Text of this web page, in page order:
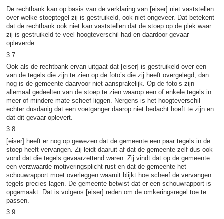
De rechtbank kan op basis van de verklaring van [eiser] niet vaststellen
over welke stoeptegel zij is gestruikeld, ook niet ongeveer. Dat betekent
dat de rechtbank ook niet kan vaststellen dat de stoep op de plek waar
zij is gestruikeld te veel hoogteverschil had en daardoor gevaar
opleverde.
3.7.
Ook als de rechtbank ervan uitgaat dat [eiser] is gestruikeld over een
van de tegels die zijn te zien op de foto’s die zij heeft overgelegd, dan
nog is de gemeente daarvoor niet aansprakelijk. Op de foto’s zijn
allemaal gedeelten van de stoep te zien waarop een of enkele tegels in
meer of mindere mate scheef liggen. Nergens is het hoogteverschil
echter dusdanig dat een voetganger daarop niet bedacht hoeft te zijn en
dat dit gevaar oplevert.
3.8.
[eiser] heeft er nog op gewezen dat de gemeente een paar tegels in de
stoep heeft vervangen. Zij leidt daaruit af dat de gemeente zelf dus ook
vond dat die tegels gevaarzettend waren. Zij vindt dat op de gemeente
een verzwaarde motiveringsplicht rust en dat de gemeente het
schouwrapport moet overleggen waaruit blijkt hoe scheef de vervangen
tegels precies lagen. De gemeente betwist dat er een schouwrapport is
opgemaakt. Dat is volgens [eiser] reden om de omkeringsregel toe te
passen.
3.9.